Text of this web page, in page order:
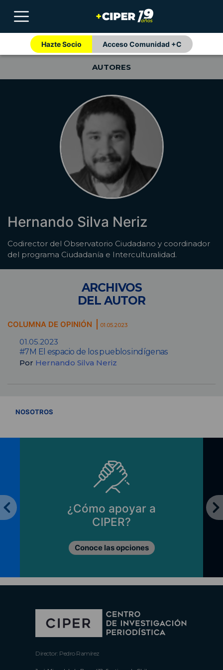
Hazte Socio Acceso Comunidad +C
AUTORES
Hernando Silva Neriz
Codirector del Observatorio Ciudadano y coordinador
del programa Ciudadanía e Interculturalidad.
ARCHIVOS
DEL AUTOR
COLUMNA DE OPINIÓN 01.05.2023
01.05.2023
#7M El espacio de los pueblos indígenas
Por Hernando Silva Neriz
NOSOTROS
¿Cómo apoyar a
CIPER?
Conoce las opciones
Director: Pedro Ramírez